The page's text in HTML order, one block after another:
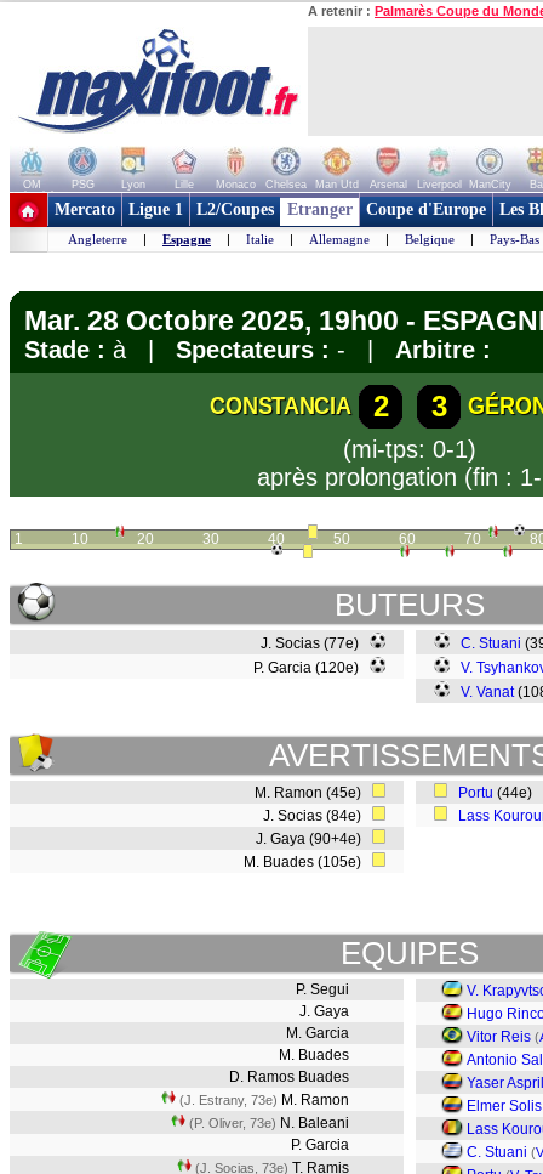
A retenir : Palmarès Coupe du
OM PSG Lyon Lille Monaco Chelsea Man Utd Arsenal Liverpool ManCity
+ de clubs
Mercato Ligue 1 L2/Coupes Etranger Coupe d'Europe Les
Angleterre | Espagne | Italie | Allemagne | Belgique | Pays-Bas
Mar. 28 Octobre 2025, 19h00 -
Stade : à | Spectateurs : - | Arbitre :
CONSTANCIA 2 3
(mi-tps: 0-1)
après prolongation (fin :
1 10 20 30 40 50 60 70
BUTEURS
J. Socias (77e)
P. Garcia (120e)
C. Stuani
V.
V. Vanat
M. Ramon (45e)
J. Socias (84e)
J. Gaya (90+4e)
M. Buades (105e)
Portu (44e)
Lass
EQUIPES
P. Segui
J. Gaya
M. Garcia
M. Buades
D. Ramos Buades
(J. Estrany, 73e) M. Ramon
(P. Oliver, 73e) N. Baleani
P. Garcia
(J. Socias, 73e) T. Ramis
V.
Hugo
Vitor Reis (
Antonio
Yaser
Elmer
Lass
C. Stuani (